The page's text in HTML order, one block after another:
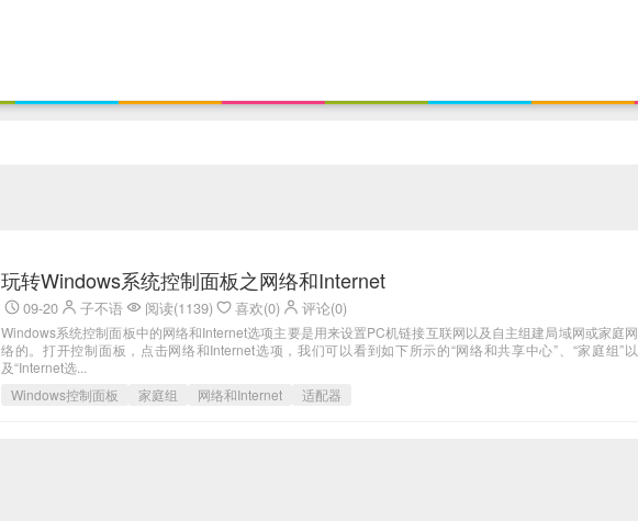
玩转Windows系统控制面板之网络和Internet
09-20 子不语 阅读(1139) 喜欢(0) 评论(0)
Windows系统控制面板中的网络和Internet选项主要是用来设置PC机链接互联网以及自主组建局域网或家庭网
络的。打开控制面板，点击网络和Internet选项，我们可以看到如下所示的“网络和共享中心”、“家庭组”以
及“Internet选...
Windows控制面板
家庭组 网络和Internet 适配器